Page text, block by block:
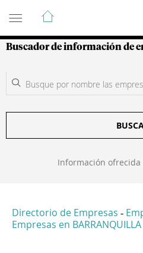
Guía de Empresas
Buscador de información de
Información ofrecida
Directorio de Empresas -
Empresas en BARRANQUILLA